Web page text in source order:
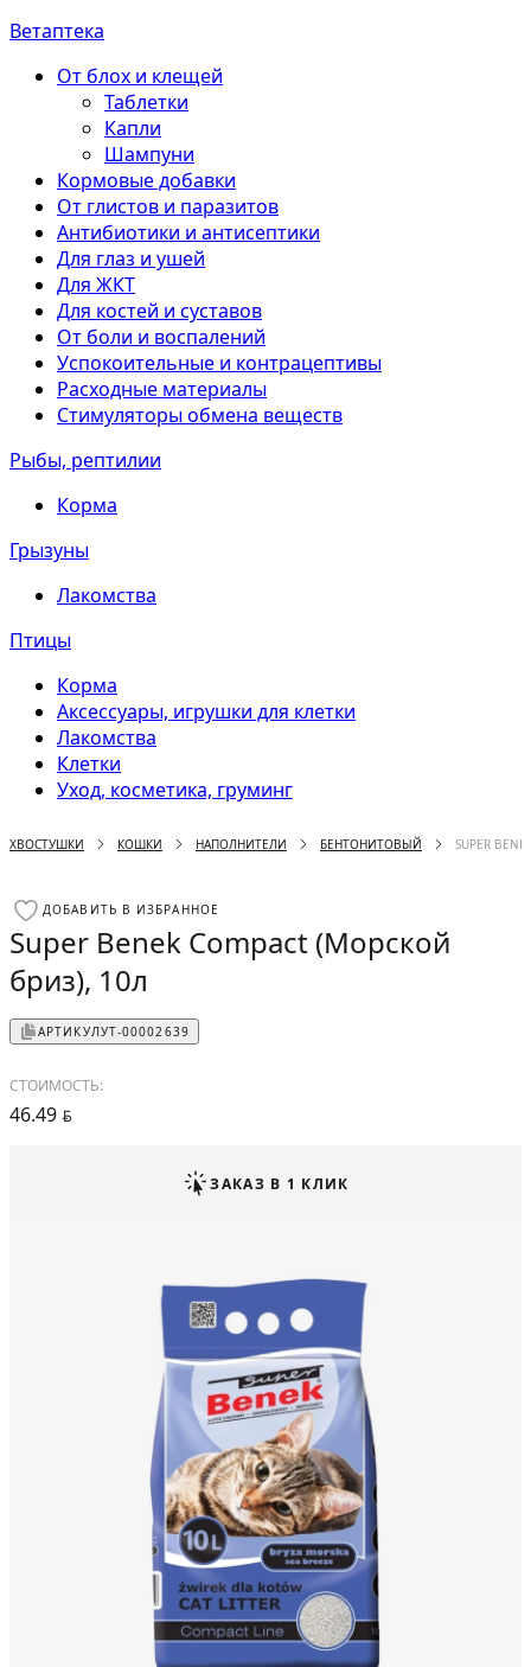
Ветаптека
От блох и клещей
Таблетки
Капли
Шампуни
Кормовые добавки
От глистов и паразитов
Антибиотики и антисептики
Для глаз и ушей
Для ЖКТ
Для костей и суставов
От боли и воспалений
Успокоительные и контрацептивы
Расходные материалы
Стимуляторы обмена веществ
Рыбы, рептилии
Корма
Грызуны
Лакомства
Птицы
Корма
Аксессуары, игрушки для клетки
Лакомства
Клетки
Уход, косметика, груминг
ХВОСТУШКИ КОШКИ НАПОЛНИТЕЛИ БЕНТОНИТОВЫЙ SUPER
ДОБАВИТЬ В ИЗБРАННОЕ
Super Benek Compact (Морской
бриз), 10л
АРТИКУЛУТ-00002639
СТОИМОСТЬ:
46.49 BYN
ЗАКАЗ В 1 КЛИК